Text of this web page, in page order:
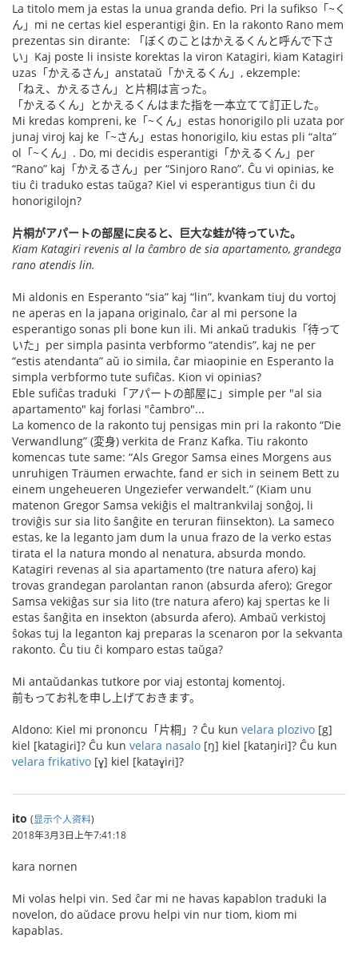
La titolo mem ja estas la unua granda defio. Pri la sufikso「~く
ん」mi ne certas kiel esperantigi ĝin. En la rakonto Rano mem
prezentas sin dirante: 「ぼくのことはかえるくんと呼んで下さ
い」Kaj poste li insiste korektas la viron Katagiri, kiam Katagiri
uzas「かえるさん」anstataŭ「かえるくん」, ekzemple:
「ねえ、かえるさん」と片桐は言った。
「かえるくん」とかえるくんはまた指を一本立てて訂正した。
Mi kredas kompreni, ke「~くん」estas honorigilo pli uzata por
junaj viroj kaj ke「~さん」estas honorigilo, kiu estas pli “alta”
ol「~くん」. Do, mi decidis esperantigi「かえるくん」per
“Rano” kaj「かえるさん」per “Sinjoro Rano”. Ĉu vi opinias, ke
tiu ĉi traduko estas taŭga? Kiel vi esperantigus tiun ĉi du
honorigilojn?
片桐がアパートの部屋に戻ると、巨大な蛙が待っていた。
Kiam Katagiri revenis al la ĉambro de sia apartamento, grandega
rano atendis lin.
Mi aldonis en Esperanto “sia” kaj “lin”, kvankam tiuj du vortoj
ne aperas en la japana originalo, ĉar al mi persone la
esperantigo sonas pli bone kun ili. Mi ankaŭ tradukis「待って
いた」per simpla pasinta verbformo “atendis”, kaj ne per
“estis atendanta” aŭ io simila, ĉar miaopinie en Esperanto la
simpla verbformo tute sufiĉas. Kion vi opinias?
Eble sufiĉas traduki「アパートの部屋に」simple per "al sia
apartamento" kaj forlasi "ĉambro"...
La komenco de la rakonto tuj pensigas min pri la rakonto “Die
Verwandlung” (変身) verkita de Franz Kafka. Tiu rakonto
komencas tute same: “Als Gregor Samsa eines Morgens aus
unruhigen Träumen erwachte, fand er sich in seinem Bett zu
einem ungeheueren Ungeziefer verwandelt.” (Kiam unu
matenon Gregor Samsa vekiĝis el maltrankvilaj sonĝoj, li
troviĝis sur sia lito ŝanĝite en teruran fiinsekton). La sameco
estas, ke la leganto jam dum la unua frazo de la verko estas
tirata el la natura mondo al nenatura, absurda mondo.
Katagiri revenas al sia apartamento (tre natura afero) kaj
trovas grandegan parolantan ranon (absurda afero); Gregor
Samsa vekiĝas sur sia lito (tre natura afero) kaj spertas ke li
estas ŝanĝita en insekton (absurda afero). Ambaŭ verkistoj
ŝokas tuj la leganton kaj preparas la scenaron por la sekvanta
rakonto. Ĉu tiu ĉi komparo estas taŭga?
Mi antaŭdankas tutkore por viaj estontaj komentoj.
前もってお礼を申し上げておきます。
Aldono: Kiel mi prononcu「片桐」? Ĉu kun velara plozivo [g]
kiel [katagiɾi]? Ĉu kun velara nasalo [ŋ] kiel [kataŋiɾi]? Ĉu kun
velara frikativo [ɣ] kiel [kataɣiɾi]?
ito (显示个人资料)
2018年3月3日上午7:41:18
kara nornen
Mi volas helpi vin. Sed ĉar mi ne havas kapablon traduki la
novelon, do aŭdace provu helpi vin nur tiom, kiom mi
kapablas.